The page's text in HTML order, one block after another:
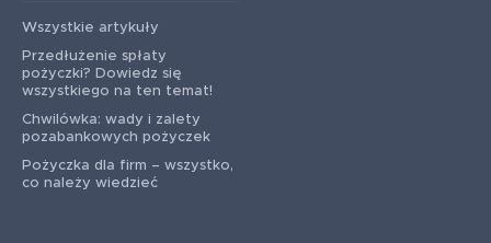
Wszystkie artykuły
Przedłużenie spłaty
pożyczki? Dowiedz się
wszystkiego na ten temat!
Chwilówka: wady i zalety
pozabankowych pożyczek
Pożyczka dla firm – wszystko,
co należy wiedzieć